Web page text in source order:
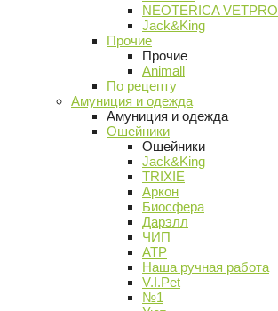
NEOTERICA VETPRO
Jack&King
Прочие
Прочие
Animall
По рецепту
Амуниция и одежда
Амуниция и одежда
Ошейники
Ошейники
Jack&King
TRIXIE
Аркон
Биосфера
Дарэлл
ЧИП
АТР
Наша ручная работа
V.I.Pet
№1